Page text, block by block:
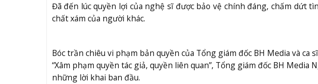
Đã đến lúc quyền lợi của nghệ sĩ được bảo vệ chính đáng, chấm dứt
chất xám của người khác.
Bóc trần chiêu vi phạm bản quyền của Tổng giám đốc BH Media và ca
“Xâm phạm quyền tác giả, quyền liên quan”, Tổng giám đốc BH Media
những lời khai ban đầu.